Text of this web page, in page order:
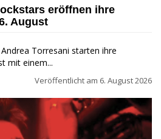
eröffnen ihre
August
Torresani starten ihre
mit einem...
Veröffentlicht am 6. August 2026